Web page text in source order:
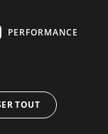
PERFORMANCE
TOUT